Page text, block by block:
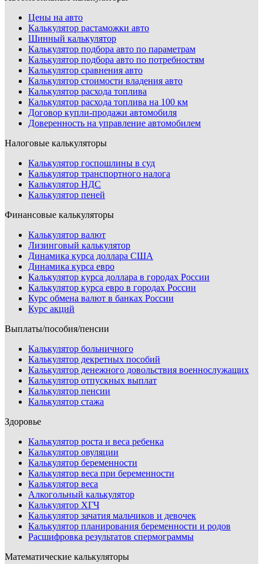
Цены на авто
Калькулятор растаможки авто
Шинный калькулятор
Калькулятор подбора авто по параметрам
Калькулятор подбора авто по потребностям
Калькулятор сравнения авто
Калькулятор стоимости владения авто
Калькулятор расхода топлива
Калькулятор расхода топлива на 100 км
Договор купли-продажи автомобиля
Доверенность на управление автомобилем
Налоговые калькуляторы
Калькулятор госпошлины в суд
Калькулятор транспортного налога
Калькулятор НДС
Калькулятор пеней
Финансовые калькуляторы
Калькулятор валют
Лизинговый калькулятор
Динамика курса доллара США
Динамика курса евро
Калькулятор курса доллара в городах России
Калькулятор курса евро в городах России
Курс обмена валют в банках России
Курс акций
Выплаты/пособия/пенсии
Калькулятор больничного
Калькулятор декретных пособий
Калькулятор денежного довольствия военнослужащих
Калькулятор отпускных выплат
Калькулятор пенсии
Калькулятор стажа
Здоровье
Калькулятор роста и веса ребенка
Калькулятор овуляции
Калькулятор беременности
Калькулятор веса при беременности
Калькулятор веса
Алкогольный калькулятор
Калькулятор ХГЧ
Калькулятор зачатия мальчиков и девочек
Калькулятор планирования беременности и родов
Расшифровка результатов спермограммы
Математические калькуляторы